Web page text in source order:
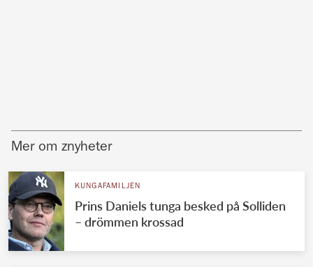
Mer om znyheter
KUNGAFAMILJEN
Prins Daniels tunga besked på Solliden
– drömmen krossad